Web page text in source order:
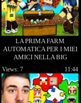
LA PRIMA FARM
AUTOMATICA PER I MIEI
AMICI NELLA BIG
VANILLA 2 SU
MINECRAFT!
11:44
Views: 7